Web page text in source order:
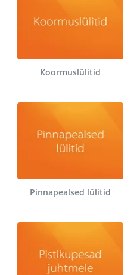
Koormuslülitid
Pinnapealsed lülitid